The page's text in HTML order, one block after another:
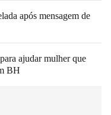
após mensagem de
ajudar mulher que
BH